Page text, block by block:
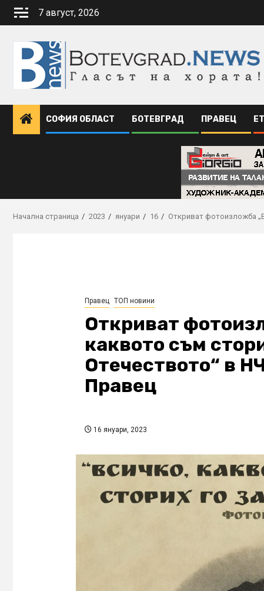
Skip
7 август, 2026
СОФИЯ ОБЛАСТ БОТЕВГРАД ПРАВЕЦ
Начална страница 2023 януари 16 Откриват фотоизложба
Правец ТОП новини
Откриват
каквото съм
Отечеството“ в
Правец
16 януари, 2023